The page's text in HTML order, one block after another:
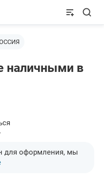
наличными в
для оформления, мы